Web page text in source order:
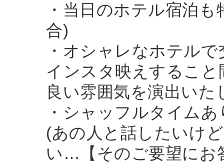
・当日のホテル宿泊
合)
・オシャレなホテルで
インスタ映えすること
良い雰囲気を演出いた
・シャッフルタイムあ
(あの人と話したいけ
い…【そのご要望にお